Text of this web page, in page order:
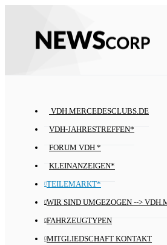
VDH.MERCEDESCLUBS.DE
VDH-JAHRESTREFFEN*
FORUM VDH *
KLEINANZEIGEN*
TEILEMARKT*
WIR SIND UMGEZOGEN -->
FAHRZEUGTYPEN
MITGLIEDSCHAFT KONTAKT